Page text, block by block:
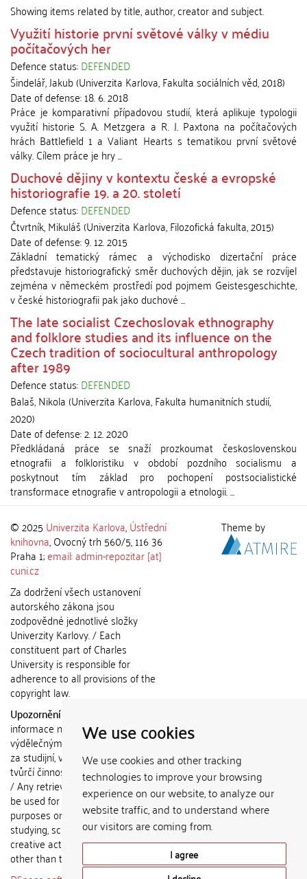
We use cookies
We use cookies and other tracking
technologies to improve your browsing
experience on our website, to analyze our
website traffic, and to understand where
our visitors are coming from.
I agree
Showing items related by title, author, creator and subject.
Využití historie první světové války v médiu
počítačových her
Defence status:DEFENDED
Šindelář, Jakub(Univerzita Karlova, Fakulta sociálních věd,2018)
Date of defense:18. 6. 2018
Práce je komparativní případovou studií, která aplikuje typologii
využití historie S. A. Metzgera a R. J. Paxtona na počítačových
hrách Battlefield 1 a Valiant Hearts s tematikou první světové
války. Cílem práce je hry ...
Duchové dějiny v kontextu české a evropské
historiografie 19. a 20. století
Defence status:DEFENDED
Čtvrtník, Mikuláš(Univerzita Karlova, Filozofická fakulta,2015)
Date of defense:9. 12. 2015
Základní tematický rámec a východisko dizertační práce
představuje historiografický směr duchových dějin, jak se rozvíjel
zejména v německém prostředí pod pojmem Geistesgeschichte,
v české historiografii pak jako duchové ...
The late socialist Czechoslovak ethnography
and folklore studies and its influence on the
Czech tradition of sociocultural anthropology
after 1989
Defence status:DEFENDED
Balaš, Nikola(Univerzita Karlova, Fakulta humanitních studií,
2020)
Date of defense:2. 12. 2020
Předkládaná práce se snaží prozkoumat československou
etnografii a folkloristiku v období pozdního socialismu a
poskytnout tím základ pro pochopení postsocialistické
transformace etnografie v antropologii a etnologii. ...
© 2025 Univerzita Karlova,Ústřední
knihovna, Ovocný trh 560/5, 116 36
Praha 1;email: admin-repozitar [at]
cuni.cz
Za dodržení všech ustanovení
autorského zákona jsou
zodpovědné jednotlivé složky
Univerzity Karlovy. / Each
constituent part of Charles
University is responsible for
adherence to all provisions of the
copyright law.
Upozornění / Notice:
informace nemohou být použity k
výdělečným účelům nebo vydávány
za studijní, vědeckou nebo jinou
tvůrčí činnost jiné osoby než autora.
/ Any retrieved information shall not
be used for any commercial
purposes or claimed as results of
studying, scientific or any other
creative activities of any person
other than the author.
Theme by